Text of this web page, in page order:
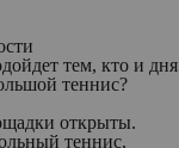
тем, кто и дня
теннис?
открыты.
теннис,